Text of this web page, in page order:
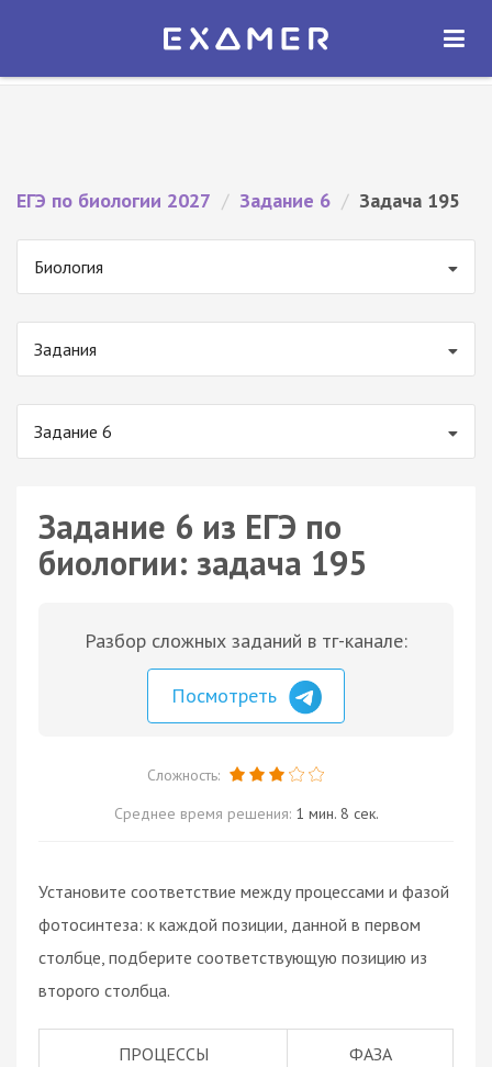
Экзамер — ЕГЭ 2027
ОТКРЫТЬ
ЕГЭ по биологии 2027 / Задание 6 / Задача 195
Биология
Задания
Задание 6
Задание 6 из ЕГЭ по
биологии: задача 195
Разбор сложных заданий в тг-канале:
Посмотреть
Сложность:
Среднее время решения: 1 мин. 8 сек.
Установите соответствие между процессами и фазой
фотосинтеза: к каждой позиции, данной в первом
столбце, подберите соответствующую позицию из
второго столбца.
ПРОЦЕССЫ
ФАЗА